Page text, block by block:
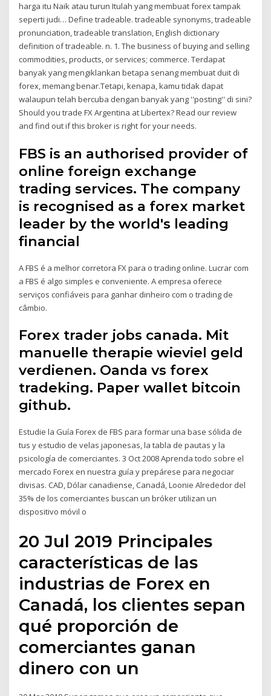
harga itu Naik atau turun Itulah yang membuat forex tampak
seperti judi… Define tradeable. tradeable synonyms, tradeable
pronunciation, tradeable translation, English dictionary
definition of tradeable. n. 1. The business of buying and selling
commodities, products, or services; commerce. Terdapat
banyak yang mengiklankan betapa senang membuat duit di
forex, memang benar.Tetapi, kenapa, kamu tidak dapat
walaupun telah bercuba dengan banyak yang ''posting'' di sini?
Should you trade FX Argentina at Libertex? Read our review
and find out if this broker is right for your needs.
FBS is an authorised provider of
online foreign exchange
trading services. The company
is recognised as a forex market
leader by the world's leading
financial
A FBS é a melhor corretora FX para o trading online. Lucrar com
a FBS é algo simples e conveniente. A empresa oferece
serviços confiáveis para ganhar dinheiro com o trading de
câmbio.
Forex trader jobs canada. Mit
manuelle therapie wieviel geld
verdienen. Oanda vs forex
tradeking. Paper wallet bitcoin
github.
Estudie la Guía Forex de FBS para formar una base sólida de
tus y estudio de velas japonesas, la tabla de pautas y la
psicología de comerciantes. 3 Oct 2008 Aprenda todo sobre el
mercado Forex en nuestra guía y prepárese para negociar
divisas. CAD, Dólar canadiense, Canadá, Loonie Alrededor del
35% de los comerciantes buscan un bróker utilizan un
dispositivo móvil o
20 Jul 2019 Principales
características de las
industrias de Forex en
Canadá, los clientes sepan
qué proporción de
comerciantes ganan
dinero con un